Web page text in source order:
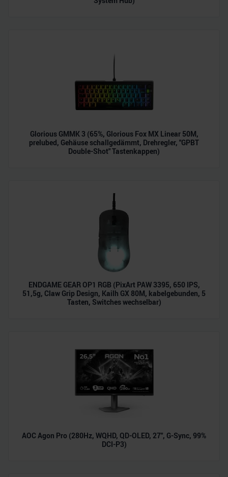
Glorious GMMK 3 (65%, Glorious Fox MX Linear 50M,
prelubed, Gehäuse schallgedämmt, Drehregler, "GPBT
Double-Shot" Tastenkappen)
ENDGAME GEAR OP1 RGB (PixArt PAW 3395, 650 IPS,
51,5g, Claw Grip Design, Kailh GX 80M, kabelgebunden, 5
Tasten, Switches wechselbar)
AOC Agon Pro (280Hz, WQHD, QD-OLED, 27", G-Sync, 99%
DCI-P3)